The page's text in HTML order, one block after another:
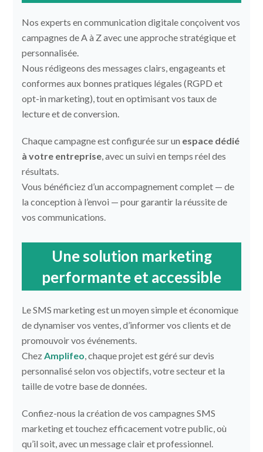
Nos experts en communication digitale conçoivent vos
campagnes de A à Z avec une approche stratégique et
personnalisée.
Nous rédigeons des messages clairs, engageants et
conformes aux bonnes pratiques légales (RGPD et
opt-in marketing), tout en optimisant vos taux de
lecture et de conversion.
Chaque campagne est configurée sur un espace dédié
à votre entreprise, avec un suivi en temps réel des
résultats.
Vous bénéficiez d’un accompagnement complet — de
la conception à l’envoi — pour garantir la réussite de
vos communications.
Une solution marketing
performante et accessible
Le SMS marketing est un moyen simple et économique
de dynamiser vos ventes, d’informer vos clients et de
promouvoir vos événements.
ChezAmplifeo, chaque projet est géré sur devis
personnalisé selon vos objectifs, votre secteur et la
taille de votre base de données.
Confiez-nous la création de vos campagnes SMS
marketing et touchez efficacement votre public, où
qu’il soit, avec un message clair et professionnel.